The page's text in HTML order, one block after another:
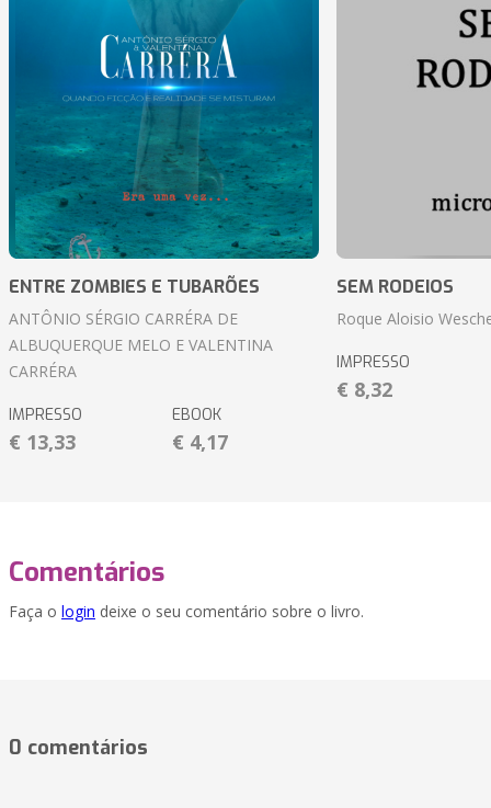
ENTRE ZOMBIES E TUBARÕES
ANTÔNIO SÉRGIO CARRÉRA DE
ALBUQUERQUE MELO E VALENTINA
CARRÉRA
IMPRESSO
€ 13,33
EBOOK
€ 4,17
SEM RODEIOS
Roque Aloisio
IMPRESSO
€ 8,32
Comentários
Faça o login deixe o seu comentário sobre o livro.
0 comentários